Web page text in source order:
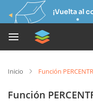
¡Vuelta al
Inicio Función
Función